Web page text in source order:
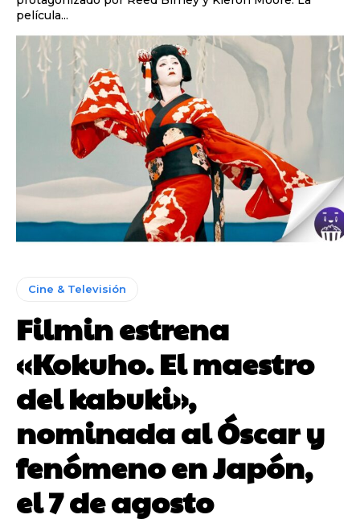
película...
Cine & Televisión
Filmin estrena
«Kokuho. El maestro
del kabuki»,
nominada al Óscar y
fenómeno en Japón,
el 7 de agosto